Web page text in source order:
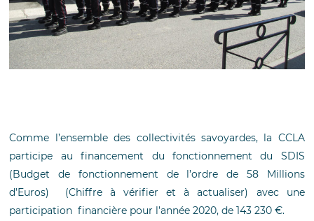
Comme l’ensemble des collectivités savoyardes, la CCLA
participe au financement du fonctionnement du SDIS
(Budget de fonctionnement de l’ordre de 58 Millions
d’Euros) (Chiffre à vérifier et à actualiser) avec une
participation financière pour l’année 2020, de 143 230 €.